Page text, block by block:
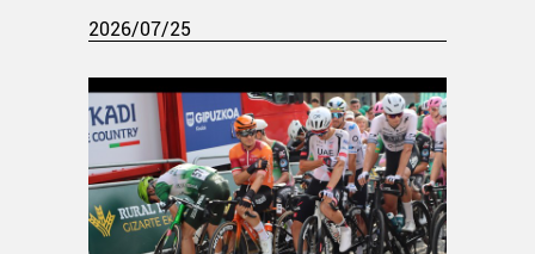
2026/07/25